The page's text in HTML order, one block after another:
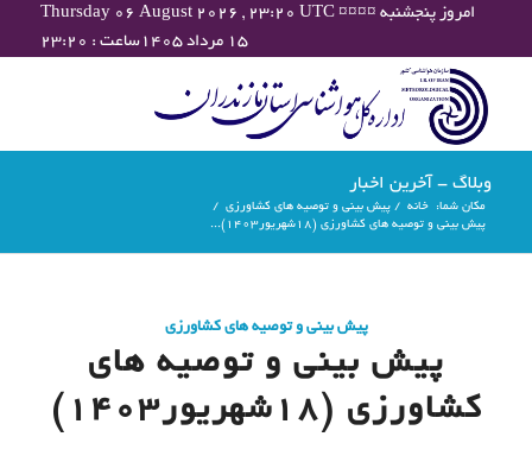
Thursday 06 August 2026 , 23:20 UTC ¤¤¤¤ امروز پنجشنبه
۱۵ مرداد ۱۴۰۵ساعت : ۲۳:۲۰
وبلاگ - آخرین اخبار
مکان شما: خانه / پیش بینی و توصیه های کشاورزی /
پیش بینی و توصیه های کشاورزی (18شهریور۱۴۰۳)...
پیش بینی و توصیه های کشاورزی
پیش بینی و توصیه های
کشاورزی (18شهریور۱۴۰۳)